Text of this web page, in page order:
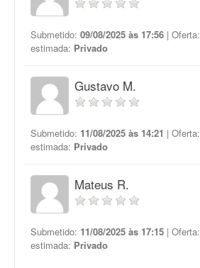
Submetido: 09/08/2025 às 17:56 | Oferta:
estimada: Privado
Gustavo M.
Submetido: 11/08/2025 às 14:21 | Oferta:
estimada: Privado
Mateus R.
Submetido: 11/08/2025 às 17:15 | Oferta:
estimada: Privado